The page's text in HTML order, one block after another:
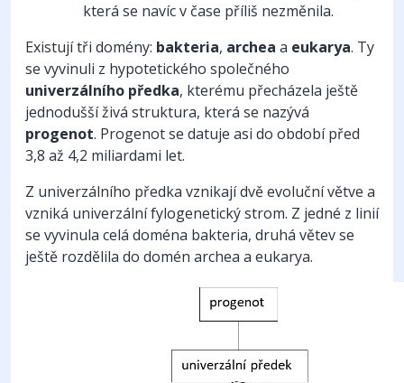
která se navíc v čase příliš nezměnila.
Existují tři domény: bakteria, archea a eukarya. Ty
se vyvinuli z hypotetického společného
univerzálního předka, kterému přecházela ještě
jednodušší živá struktura, která se nazývá
progenot. Progenot se datuje asi do období před
3,8 až 4,2 miliardami let.
Z univerzálního předka vznikají dvě evoluční větve a
vzniká univerzální fylogenetický strom. Z jedné z linií
se vyvinula celá doména bakteria, druhá větev se
ještě rozdělila do domén archea a eukarya.